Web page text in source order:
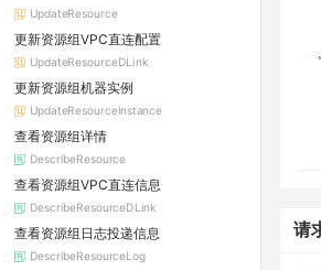
UpdateResource
更新资源组VPC直连配置
UpdateResourceDLink
更新资源组机器实例
UpdateResourceInstance
查看资源组详情
DescribeResource
查看资源组VPC直连信息
DescribeResourceDLink
查看资源组日志投递信息
DescribeResourceLog
请